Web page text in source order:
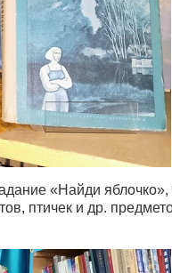
«Найди
птичек и др.